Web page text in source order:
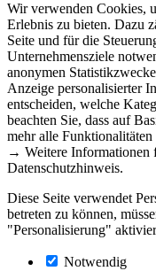
Wir verwenden Cookies,
Erlebnis zu bieten. Dazu
Seite und für die
Unternehmensziele
anonymen
Anzeige personalisierter
entscheiden, welche
beachten Sie, dass auf
mehr alle
→ Weitere Informationen
Datenschutzhinweis.
Diese Seite verwendet
betreten zu können,
"Personalisierung"
Notwendig